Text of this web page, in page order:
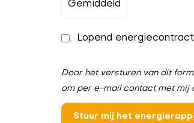
Lopend
Door het versturen van dit
om per e-mail contact met mij